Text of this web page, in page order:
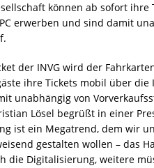
können ab sofort
erwerben und sind damit
der INVG wird der
ihre Tickets mobil über die
unabhängig von
Lösel begrüßt in einer
ist ein Megatrend, dem wir
gestalten wollen – das
Digitalisierung, weitere